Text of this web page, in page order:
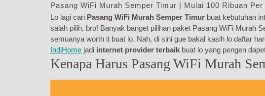
Pasang WiFi Murah Semper Timur | Mulai 100 Ribuan Per
Lo lagi cari Pasang WiFi Murah Semper Timur buat kebutuhan
salah pilih, bro! Banyak banget pilihan paket Pasang WiFi Murah
semuanya worth it buat lo. Nah, di sini gue bakal kasih lo daftar
IndiHome jadi internet provider terbaik buat lo yang pengen
Kenapa Harus Pasang WiFi Murah